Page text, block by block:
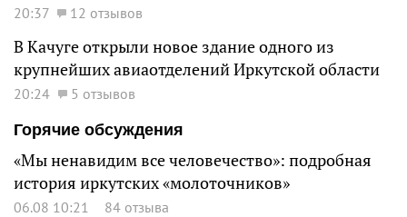
20:37 12 отзывов
В Качуге открыли новое здание одного из
крупнейших авиаотделений Иркутской области
20:24
5 отзывов
Горячие обсуждения
«Мы ненавидим все человечество»: подробная
история иркутских «молоточников»
06.08 10:21 84 отзыва